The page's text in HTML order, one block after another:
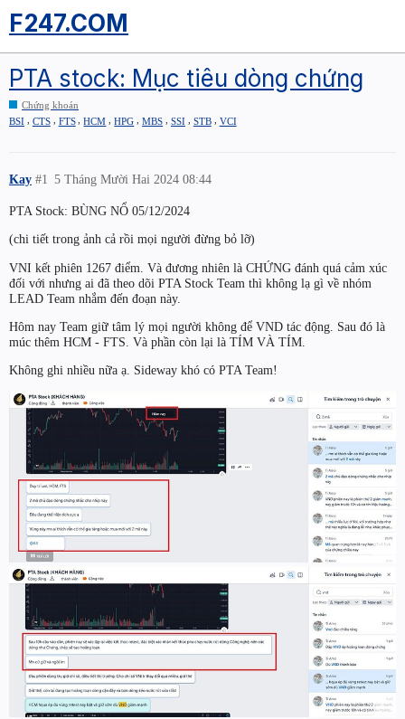
F247.COM
PTA stock: Mục tiêu dòng chứng
Chứng khoán
BSI , CTS , FTS ,HCM ,HPG ,MBS , SSI , STB , VCI
Kay 5 Tháng Mười Hai 2024 08:44
#1
PTA Stock: BÙNG NỔ 05/12/2024
(chi tiết trong ảnh cả rồi mọi người đừng bỏ lỡ)
VNI kết phiên 1267 điểm. Và đương nhiên là CHỨNG đánh quá cảm xúc
đối với nhưng ai đã theo dõi PTA Stock Team thì không lạ gì về nhóm
LEAD Team nhắm đến đoạn này.
Hôm nay Team giữ tâm lý mọi người không để VND tác động. Sau đó là
múc thêm HCM - FTS. Và phần còn lại là TÍM VÀ TÍM.
Không ghi nhiều nữa ạ. Sideway khó có PTA Team!